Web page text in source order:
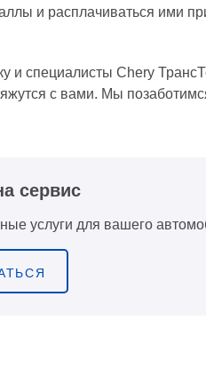
и расплачиваться ими
и специалисты Chery
с вами. Мы
сервис
услуги для вашего